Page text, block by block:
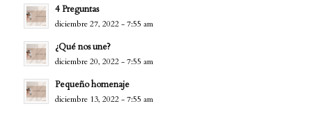
4 Preguntas
diciembre 27, 2022 - 7:55 am
¿Qué nos une?
diciembre 20, 2022 - 7:55 am
Pequeño homenaje
diciembre 13, 2022 - 7:55 am